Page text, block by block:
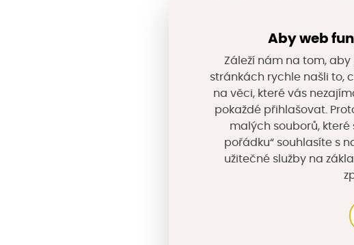
jednom místě čitelné a
především k tomu slouží
Tomáš Prokop, zástupce
možnostmi financování
zdrojů. Zástupci města
jak odpadové
Aby web
Záleží nám na tom,
stránkách rychle našli to,
na věci, které vás
pokaždé přihlašovat.
malých souborů, které
pořádku“ souhlasíte s
užitečné služby na